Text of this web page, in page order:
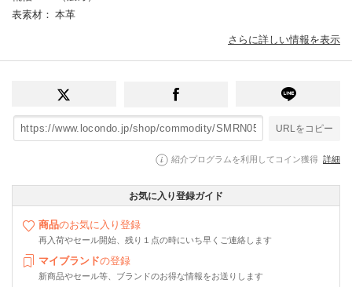
表素材 ： 本革
さらに詳しい情報を表示
URLをコピー
紹介プログラムを利用してコイン獲得 詳細
お気に入り登録ガイド
商品のお気に入り登録
再入荷やセール開始、残り１点の時にいち早くご連絡します
マイブランドの登録
新商品やセール等、ブランドのお得な情報をお送りします